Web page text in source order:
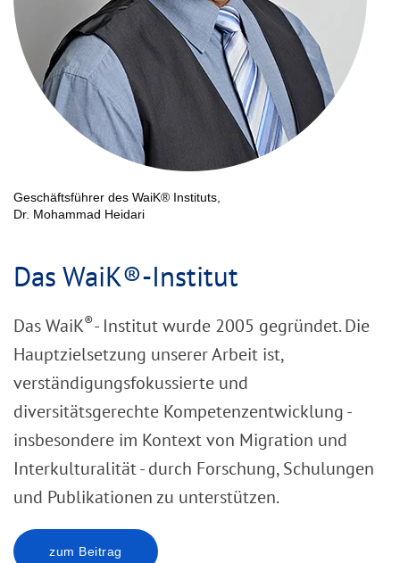
Geschäftsführer des WaiK® Instituts,
Dr. Mohammad Heidari
Das WaiK®-Institut
Das WaiK®- Institut wurde 2005 gegründet. Die
Hauptzielsetzung unserer Arbeit ist,
verständigungsfokussierte und
diversitätsgerechte Kompetenzentwicklung -
insbesondere im Kontext von Migration und
Interkulturalität - durch Forschung, Schulungen
und Publikationen zu unterstützen.
zum Beitrag